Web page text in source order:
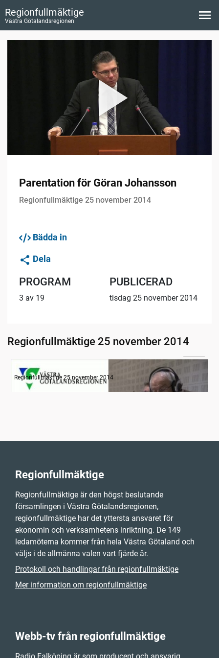
Regionfullmäktige
Västra Götalandsregionen
Parentation för Göran Johansson
Regionfullmäktige 25 november 2014
Bädda in
Dela
PROGRAM
3 av 19
PUBLICERAD
tisdag 25 november 2014
Regionfullmäktige 25 november 2014
Radion informerar
Regionfullmäktige 25 november 2014
Regionfullmäktige
Regionfullmäktige är den högst beslutande
församlingen i Västra Götalandsregionen,
regionfullmäktige har det yttersta ansvaret för
ekonomin och verksamhetens inriktning. De 149
ledamöterna kommer från hela Västra Götaland och
väljs i de allmänna valen vart fjärde år.
Protokoll och handlingar från regionfullmäktige
Mer information om regionfullmäktige
Webb-tv från regionfullmäktige